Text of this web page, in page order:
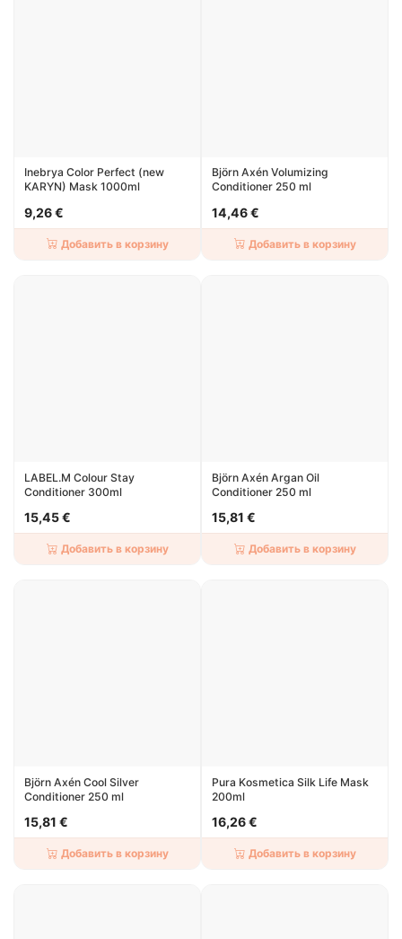
Inebrya Color Perfect (new
KARYN) Mask 1000ml
9,26 €
Добавить в корзину
Björn Axén Volumizing
Conditioner 250 ml
14,46 €
Добавить в корзину
LABEL.M Colour Stay
Conditioner 300ml
15,45 €
Добавить в корзину
Björn Axén Argan Oil
Conditioner 250 ml
15,81 €
Добавить в корзину
Björn Axén Cool Silver
Conditioner 250 ml
15,81 €
Добавить в корзину
Pura Kosmetica Silk Life Mask
200ml
16,26 €
Добавить в корзину